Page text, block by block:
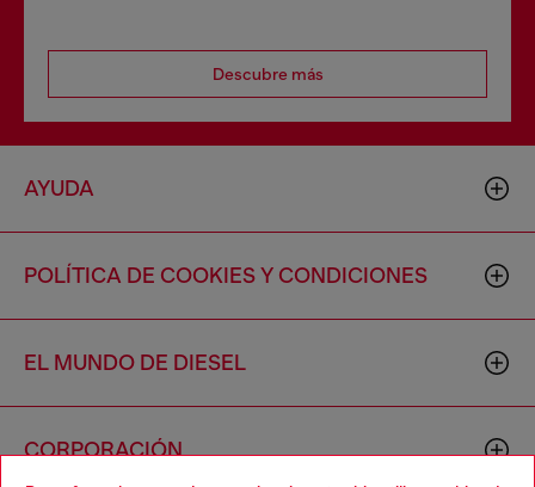
Descubre más
AYUDA
POLÍTICA DE COOKIES Y CONDICIONES
EL MUNDO DE DIESEL
CORPORACIÓN